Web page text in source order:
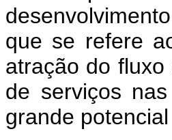
que se refere
atração do
de serviços
grande